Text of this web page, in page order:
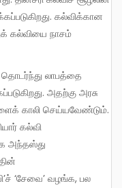
கல்விக்கான
கல்வியை நாசம்
அதற்கு அரசு
காலி செய்யவேண்டும்.
கல்வி
அந்தஸ்து
‘சேவை’ வழங்க, பல